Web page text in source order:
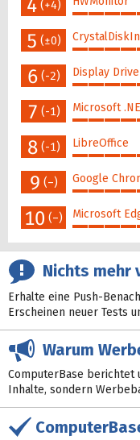
4 (+4)
51%
5 (±0)
50%
6 (-2) Display
50%
7 (-1) Microsoft
49%
8 (-1) LibreOffice
48%
9 (–) Google
41%
10 (–) Microsoft
37%
Nichts mehr
Erhalte eine Push-
Erscheinen neuer Tests
Warum
ComputerBase berichtet
Inhalte, sondern